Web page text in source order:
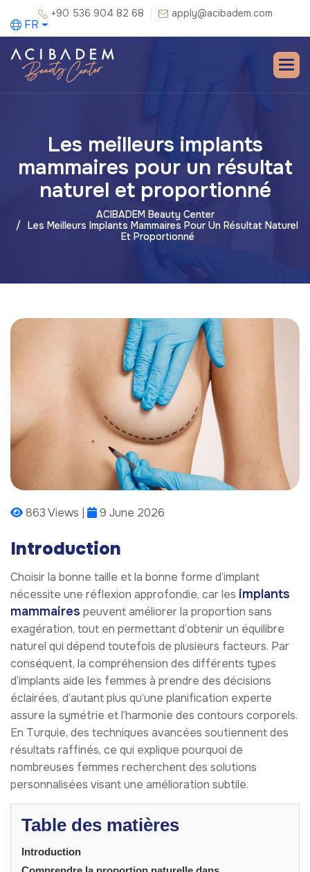
+90 536 904 82 68 apply@acibadem.com
FR
Les meilleurs implants
mammaires pour un résultat
naturel et proportionné
ACIBADEM Beauty Center
Les Meilleurs Implants Mammaires Pour Un Résultat Naturel
Et Proportionné
863 Views | 9 June 2026
Introduction
Choisir la bonne taille et la bonne forme d’implant
nécessite une réflexion approfondie, car les implants
mammaires peuvent améliorer la proportion sans
exagération, tout en permettant d’obtenir un équilibre
naturel qui dépend toutefois de plusieurs facteurs. Par
conséquent, la compréhension des différents types
d’implants aide les femmes à prendre des décisions
éclairées, d’autant plus qu’une planification experte
assure la symétrie et l’harmonie des contours corporels.
En Turquie, des techniques avancées soutiennent des
résultats raffinés, ce qui explique pourquoi de
nombreuses femmes recherchent des solutions
personnalisées visant une amélioration subtile.
Table des matières
Introduction